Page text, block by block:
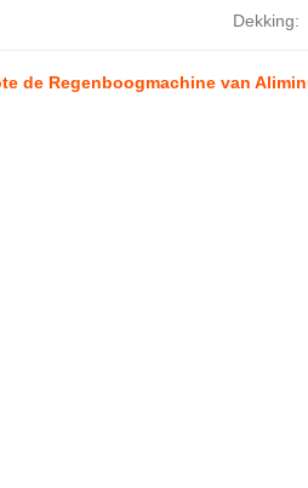
Dekking:
de Regenboogmachine van